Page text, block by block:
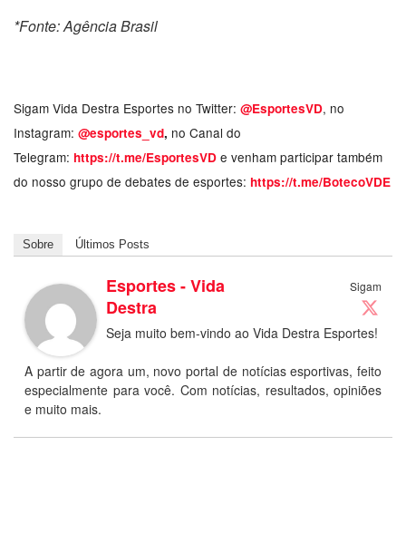
*Fonte: Agência Brasil
Sigam Vida Destra Esportes no Twitter: @EsportesVD, no
Instagram: @esportes_vd, no Canal do
Telegram: https://t.me/EsportesVD e venham participar também
do nosso grupo de debates de esportes: https://t.me/BotecoVDE
Sobre Últimos Posts
Sigam
Esportes - Vida
Destra
Seja muito bem-vindo ao Vida Destra Esportes!
A partir de agora um, novo portal de notícias esportivas, feito
especialmente para você. Com notícias, resultados, opiniões
e muito mais.